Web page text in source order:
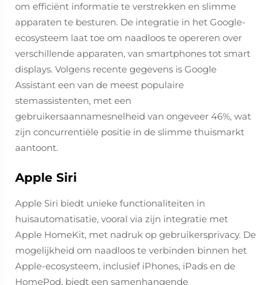
om efficiënt informatie te verstrekken en slimme
apparaten te besturen. De integratie in het Google-
ecosysteem laat toe om naadloos te opereren over
verschillende apparaten, van smartphones tot smart
displays. Volgens recente gegevens is Google
Assistant een van de meest populaire
stemassistenten, met een
gebruikersaannamesnelheid van ongeveer 46%, wat
zijn concurrentiële positie in de slimme thuismarkt
aantoont.
Apple Siri
Apple Siri biedt unieke functionaliteiten in
huisautomatisatie, vooral via zijn integratie met
Apple HomeKit, met nadruk op gebruikersprivacy. De
mogelijkheid om naadloos te verbinden binnen het
Apple-ecosysteem, inclusief iPhones, iPads en de
HomePod, biedt een samenhangende